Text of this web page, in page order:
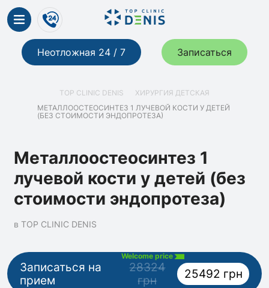
Неотложная 24 / 7 Записаться
TOP CLINIC DENIS
ХИРУРГИЯ ДЕТСКАЯ
МЕТАЛЛООСТЕОСИНТЕЗ 1 ЛУЧЕВОЙ КОСТИ У ДЕТЕЙ
(БЕЗ СТОИМОСТИ ЭНДОПРОТЕЗА)
Металлоостеосинтез 1
лучевой кости у детей (без
стоимости эндопротеза)
в TOP CLINIC DENIS
Записаться на
прием
Welcome price
28324
грн
25492 грн